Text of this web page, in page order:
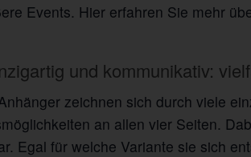
Events. Hier erfahren Sie mehr
und kommunikativ:
zeichnen sich durch viele
an allen vier Seiten.
Egal für welche Variante sie sich